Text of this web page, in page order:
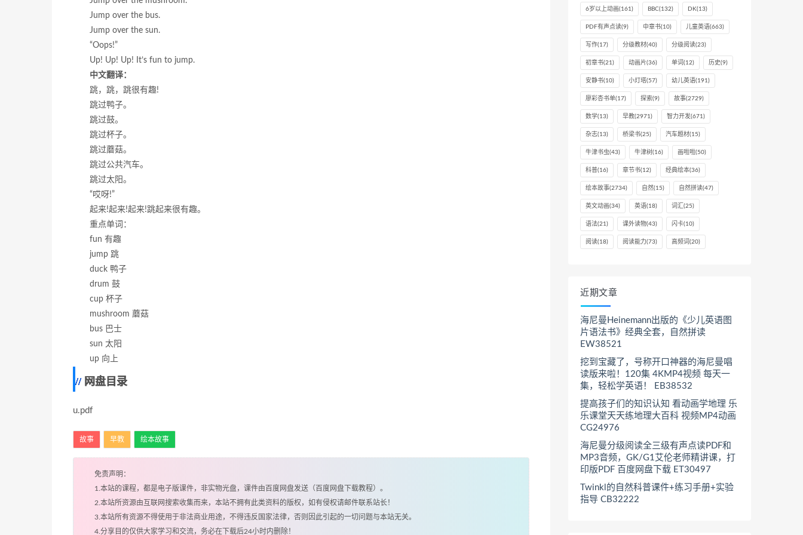
Jump over the bus.
Jump over the sun.
“Oops!”
Up! Up! Up! It’s fun to jump.
中文翻译：
跳，跳，跳很有趣!
跳过鸭子。
跳过鼓。
跳过杯子。
跳过蘑菇。
跳过公共汽车。
跳过太阳。
“哎呀!”
起来!起来!起来!跳起来很有趣。
重点单词：
fun 有趣
jump 跳
duck 鸭子
drum 鼓
cup 杯子
mushroom 蘑菇
bus 巴士
sun 太阳
up 向上
网盘目录
u.pdf
故事 早教 绘本故事
免责声明：
1.本站的课程，都是电子版课件，非实物光盘，课件由百度网盘发送（百度网盘下载教程）。
2.本站所资源由互联网搜索收集而来，本站不拥有此类资料的版权，如有侵权请邮件联系站长！
3.本站所有资源不得使用于非法商业用途，不得违反国家法律，否则因此引起的一切问题与本站无关。
4.分享目的仅供大家学习和交流，务必在下载后24小时内删除！
6岁以上动画(161) BBC(132) DK(13)
PDF有声点读(9) 中章书(10) 儿童英语(663)
写作(17) 分级教材(40) 分级阅读(23)
初章书(21) 动画片(36) 单词 (12) 历史(9)
安静书(10) 小灯塔(57) 幼儿英语(191)
廖彩杏书单(17) 探索(9) 故事(2729)
数学(13) 早教(2971) 智力开发(671)
杂志(13) 桥梁书(25) 汽车题材(15)
牛津书虫(43) 牛津树(16) 画啦啦(50)
科普(16) 章节书(12) 经典绘本(36)
绘本故事(2734) 自然(15) 自然拼读(47)
英文动画(34) 英语(18) 词汇 (25)
语法(21) 课外读物(43) 闪卡(10)
阅读(18) 阅读能力 (73) 高频词 (20)
近期文章
海尼曼Heinemann出版的《少儿英语图
片语法书》经典全套，自然拼读
EW38521
挖到宝藏了，号称开口神器的海尼曼唱
读版来啦！120集 4KMP4视频 每天一
集，轻松学英语！ EB38532
提高孩子们的知识认知 看动画学地理 乐
乐课堂天天练地理大百科 视频MP4动画
CG24976
海尼曼分级阅读全三级有声点读PDF和
MP3音频，GK/G1艾伦老师精讲课，打
印版PDF 百度网盘下载 ET30497
Twinkl的自然科普课件+练习手册+实验
指导 CB32222